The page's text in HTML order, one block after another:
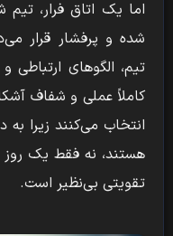
اما یک اتاق فرار،
شده و پرفشار قرار
تیم، الگوهای
کاملاً عملی و شفاف
انتخاب می‌کنند زیرا به
هستند، نه فقط یک روز
تقویتی بی‌نظیر است.